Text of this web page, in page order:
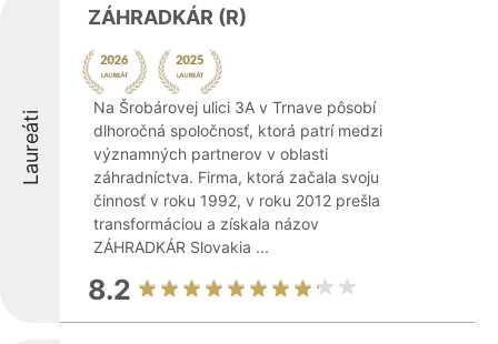
Laureáti
ZÁHRADKÁR (R)
Na Šrobárovej ulici 3A v Trnave pôsobí
dlhoročná spoločnosť, ktorá patrí medzi
významných partnerov v oblasti
záhradníctva. Firma, ktorá začala svoju
činnosť v roku 1992, v roku 2012 prešla
transformáciou a získala názov
ZÁHRADKÁR Slovakia ...
8.2